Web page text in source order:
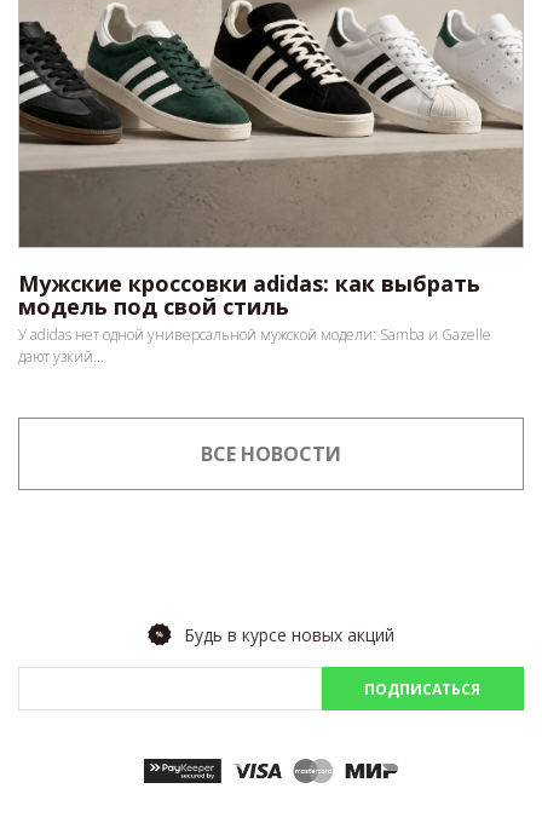
Мужские кроссовки adidas: как выбрать
модель под свой стиль
У adidas нет одной универсальной мужской модели: Samba и Gazelle
дают узкий...
ВСЕ НОВОСТИ
Будь в курсе новых акций
ПОДПИСАТЬСЯ